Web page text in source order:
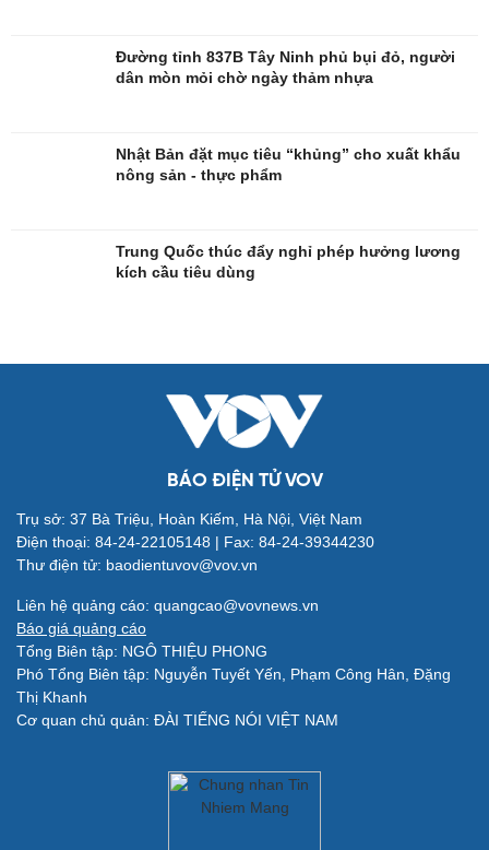
Tư vấn
Săn Tour
Quân sự - Quốc phòng
Vũ khí
Việt Nam
Phân tích
Đường tỉnh 837B Tây Ninh phủ bụi đỏ, người
dân mòn mỏi chờ ngày thảm nhựa
Nhật Bản đặt mục tiêu “khủng” cho xuất khẩu
nông sản - thực phẩm
Trung Quốc thúc đẩy nghỉ phép hưởng lương
kích cầu tiêu dùng
BÁO ĐIỆN TỬ VOV
Trụ sở: 37 Bà Triệu, Hoàn Kiếm, Hà Nội, Việt Nam
Điện thoại: 84-24-22105148 | Fax: 84-24-39344230
Thư điện tử: baodientuvov@vov.vn
Liên hệ quảng cáo: quangcao@vovnews.vn
Báo giá quảng cáo
Tổng Biên tập: NGÔ THIỆU PHONG
Phó Tổng Biên tập: Nguyễn Tuyết Yến, Phạm Công Hân, Đặng
Thị Khanh
Cơ quan chủ quản: ĐÀI TIẾNG NÓI VIỆT NAM